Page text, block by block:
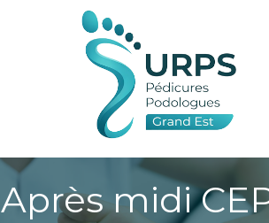
Après midi